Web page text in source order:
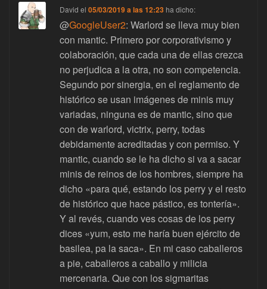
David el05/03/2019 a las 12:23 ha dicho:
@GoogleUser2: Warlord se lleva muy bien
con mantic. Primero por corporativismo y
colaboración, que cada una de ellas crezca
no perjudica a la otra, no son competencia.
Segundo por sinergia, en el reglamento de
histórico se usan imágenes de minis muy
variadas, ninguna es de mantic, sino que
con de warlord, victrix, perry, todas
debidamente acreditadas y con permiso. Y
mantic, cuando se le ha dicho si va a sacar
minis de reinos de los hombres, siempre ha
dicho «para qué, estando los perry y el resto
de histórico que hace pástico, es tontería».
Y al revés, cuando ves cosas de los perry
dices «yum, esto me haría buen ejército de
basilea, pa la saca». En mi caso caballeros
a pie, caballeros a caballo y milicia
mercenaria. Que con los sigmaritas